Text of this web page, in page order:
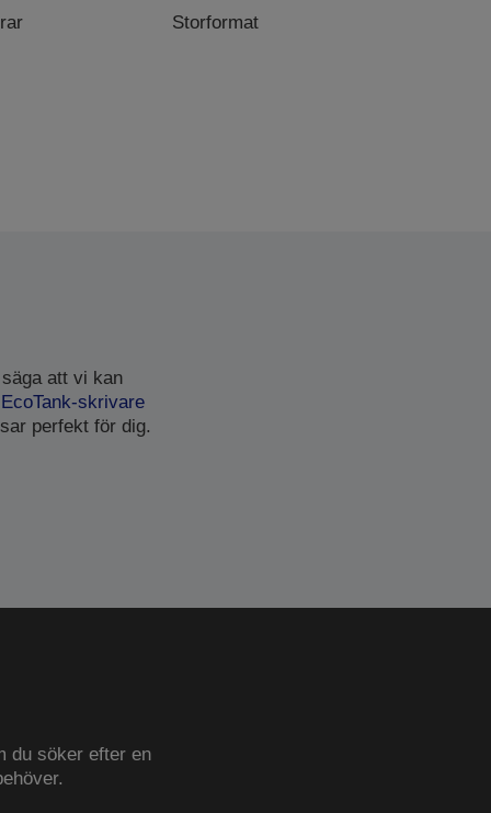
Storformat
att vi kan
EcoTank-skrivare
perfekt för dig.
du söker efter en